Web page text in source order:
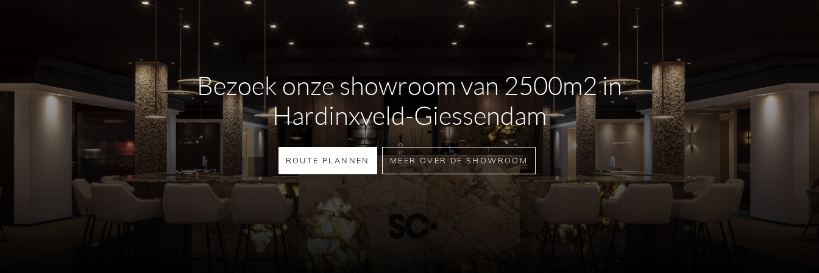
praktische vorm is perfect voor wie een design wc zoekt voor een luxe
badkamer, wellnessruimte of hotels. Met de Kaoline bedieningsplaat
creëert u één rustige, samenhangende stijl.
De verfijnde kleuren van Trone Paris
Wit oogt helder en combineert moeiteloos met witte en grijze tegels,
marmerlooks en licht eiken. Perzik brengt warme tonaliteit en verzacht
koele steenlooks, mooi bij zand, terracotta en licht hout. Crème is zacht en
neutraal, vloeit mee met beige, greige, travertin en terrazzo, en past bij
eiken en walnoot. Blauw voelt fris en tijdloos en werkt uitstekend met
betonlook, wit, zand en licht marmer, met accenten in chroom of rvs. Roze
geeft een vriendelijk kleuraccent en matcht met travertin, terrazzo en
Bezoek onze showroom van 2500m2 in
Hardinxveld-Giessendam
ROUTE PLANNEN MEER OVER DE SHOWROOM